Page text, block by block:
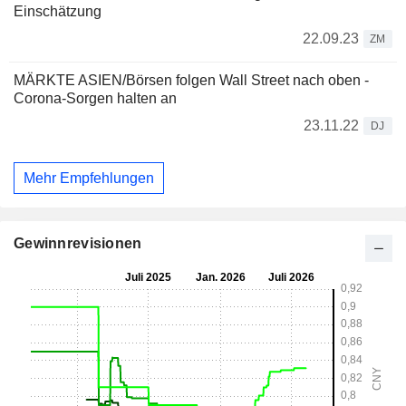
Einschätzung
22.09.23
ZM
MÄRKTE ASIEN/Börsen folgen Wall Street nach oben -
Corona-Sorgen halten an
23.11.22
DJ
Mehr Empfehlungen
Gewinnrevisionen